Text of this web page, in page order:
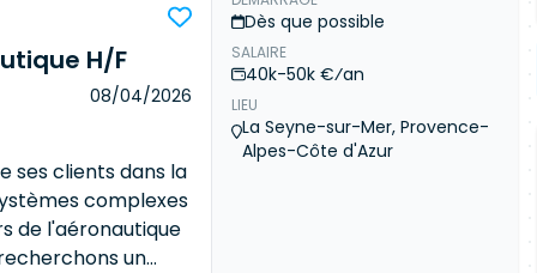
de Windchill
existants ; *
fonctionnalités
rencontrent et
mettre à jour et
; * Participer à
des PLMs,
sur la partie
H/F
08/04/2026
ses clients dans la
complexes
de l'aéronautique
un
Dès que possible
SALAIRE
40k-50k €⁄an
LIEU
La Seyne-sur-Mer, Provence-
Alpes-Côte d'Azur